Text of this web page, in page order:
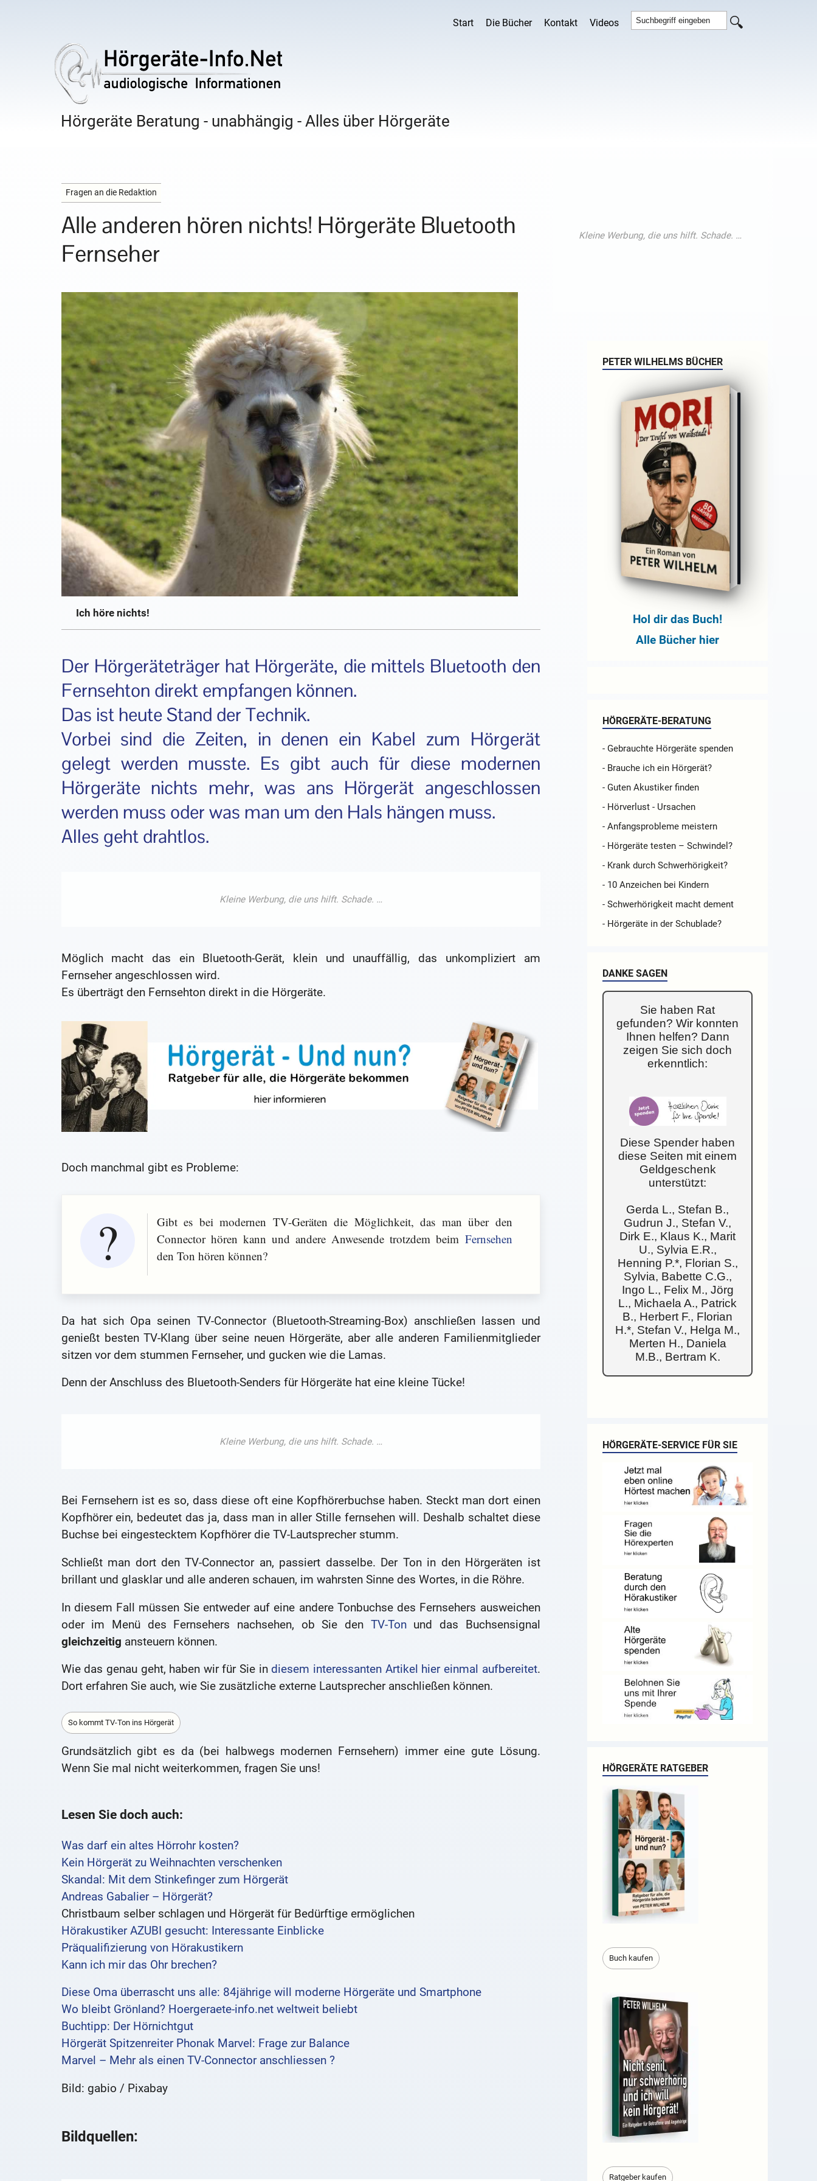
Start Die Bücher Kontakt Videos
Hörgeräte Beratung - unabhängig - Alles über Hörgeräte
Fragen an die Redaktion
Alle anderen hören nichts! Hörgeräte Bluetooth
Fernseher
Ich höre nichts!
Der Hörgeräteträger hat Hörgeräte, die mittels Bluetooth den
Fernsehton direkt empfangen können.
Das ist heute Stand der Technik.
Vorbei sind die Zeiten, in denen ein Kabel zum Hörgerät
gelegt werden musste. Es gibt auch für diese modernen
Hörgeräte nichts mehr, was ans Hörgerät angeschlossen
werden muss oder was man um den Hals hängen muss.
Alles geht drahtlos.
Möglich macht das ein Bluetooth-Gerät, klein und unauffällig, das unkompliziert am
Fernseher angeschlossen wird.
Es überträgt den Fernsehton direkt in die Hörgeräte.
Doch manchmal gibt es Probleme:
Gibt es bei modernen TV-Geräten die Möglichkeit, das man über den
Connector hören kann und andere Anwesende trotzdem beim Fernsehen
den Ton hören können?
Da hat sich Opa seinen TV-Connector (Bluetooth-Streaming-Box) anschließen lassen und
genießt besten TV-Klang über seine neuen Hörgeräte, aber alle anderen Familienmitglieder
sitzen vor dem stummen Fernseher, und gucken wie die Lamas.
Denn der Anschluss des Bluetooth-Senders für Hörgeräte hat eine kleine Tücke!
Bei Fernsehern ist es so, dass diese oft eine Kopfhörerbuchse haben. Steckt man dort einen
Kopfhörer ein, bedeutet das ja, dass man in aller Stille fernsehen will. Deshalb schaltet diese
Buchse bei eingestecktem Kopfhörer die TV-Lautsprecher stumm.
Schließt man dort den TV-Connector an, passiert dasselbe. Der Ton in den Hörgeräten ist
brillant und glasklar und alle anderen schauen, im wahrsten Sinne des Wortes, in die Röhre.
In diesem Fall müssen Sie entweder auf eine andere Tonbuchse des Fernsehers ausweichen
oder im Menü des Fernsehers nachsehen, ob Sie den TV-Tonund das Buchsensignal
gleichzeitig ansteuern können.
Wie das genau geht, haben wir für Sie in diesem interessanten Artikel hier einmal aufbereitet.
Dort erfahren Sie auch, wie Sie zusätzliche externe Lautsprecher anschließen können.
So kommt TV-Ton ins Hörgerät
Grundsätzlich gibt es da (bei halbwegs modernen Fernsehern) immer eine gute Lösung.
Wenn Sie mal nicht weiterkommen, fragen Sie uns!
Lesen Sie doch auch:
Was darf ein altes Hörrohr kosten?
Kein Hörgerät zu Weihnachten verschenken
Skandal: Mit dem Stinkefinger zum Hörgerät
Andreas Gabalier – Hörgerät?
Christbaum selber schlagen und Hörgerät für Bedürftige ermöglichen
Hörakustiker AZUBI gesucht: Interessante Einblicke
Präqualifizierung von Hörakustikern
Kann ich mir das Ohr brechen?
Diese Oma überrascht uns alle: 84jährige will moderne Hörgeräte und Smartphone
Wo bleibt Grönland? Hoergeraete-info.net weltweit beliebt
Buchtipp: Der Hörnichtgut
Hörgerät Spitzenreiter Phonak Marvel: Frage zur Balance
Marvel – Mehr als einen TV-Connector anschliessen ?
Bild: gabio / Pixabay
Bildquellen:
PETER WILHELMS BÜCHER
Hol dir das Buch!
Alle Bücher hier
HÖRGERÄTE-BERATUNG
- Gebrauchte Hörgeräte spenden
- Brauche ich ein Hörgerät?
- Guten Akustiker finden
- Hörverlust - Ursachen
- Anfangsprobleme meistern
- Hörgeräte testen – Schwindel?
- Krank durch Schwerhörigkeit?
- 10 Anzeichen bei Kindern
- Schwerhörigkeit macht dement
- Hörgeräte in der Schublade?
DANKE SAGEN
Sie haben Rat
gefunden? Wir konnten
Ihnen helfen? Dann
zeigen Sie sich doch
erkenntlich:
Diese Spender haben
diese Seiten mit einem
Geldgeschenk
unterstützt:
Gerda L., Stefan B.,
Gudrun J., Stefan V.,
Dirk E., Klaus K., Marit
U., Sylvia E.R.,
Henning P.*, Florian S.,
Sylvia, Babette C.G.,
Ingo L., Felix M., Jörg
L., Michaela A., Patrick
B., Herbert F., Florian
H.*, Stefan V., Helga M.,
Merten H., Daniela
M.B., Bertram K.
HÖRGERÄTE-SERVICE FÜR SIE
HÖRGERÄTE RATGEBER
Buch kaufen
Ratgeber kaufen